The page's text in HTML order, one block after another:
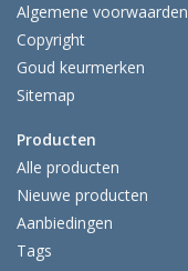
Algemene voorwaarden
Copyright
Goud keurmerken
Sitemap
Producten
Alle producten
Nieuwe producten
Aanbiedingen
Tags